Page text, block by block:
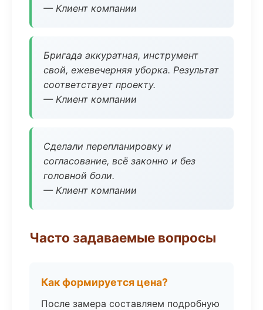
— Клиент компании
Бригада аккуратная, инструмент
свой, ежевечерняя уборка. Результат
соответствует проекту.
— Клиент компании
Сделали перепланировку и
согласование, всё законно и без
головной боли.
— Клиент компании
Часто задаваемые вопросы
Как формируется цена?
После замера составляем подробную